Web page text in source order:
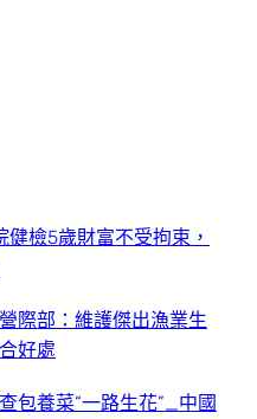
檢5歲財富不受拘束，
際部：維護傑出漁業生
好處
包養菜“一路生花”_中國